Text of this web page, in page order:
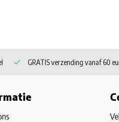
GRATIS verzending vanaf 60